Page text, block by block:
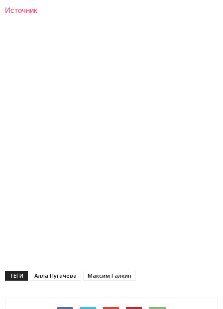
Источник
ТЕГИ Алла Пугачёва Максим Галкин